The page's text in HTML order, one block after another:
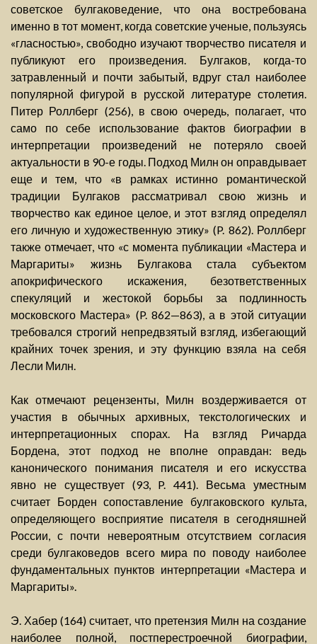
советское булгаковедение, что она востребована
именно в тот момент, когда советские ученые, пользуясь
«гласностью», свободно изучают творчество писателя и
публикуют его произведения. Булгаков, когда-то
затравленный и почти забытый, вдруг стал наиболее
популярной фигурой в русской литературе столетия.
Питер Роллберг (256), в свою очередь, полагает, что
само по себе использование фактов биографии в
интерпретации произведений не потеряло своей
актуальности в 90-е годы. Подход Милн он оправдывает
еще и тем, что «в рамках истинно романтической
традиции Булгаков рассматривал свою жизнь и
творчество как единое целое, и этот взгляд определял
его личную и художественную этику» (P. 862). Роллберг
также отмечает, что «с момента публикации «Мастера и
Маргариты» жизнь Булгакова стала субъектом
апокрифического искажения, безответственных
спекуляций и жестокой борьбы за подлинность
московского Мастера» (P. 862—863), а в этой ситуации
требовался строгий непредвзятый взгляд, избегающий
крайних точек зрения, и эту функцию взяла на себя
Лесли Милн.
Как отмечают рецензенты, Милн воздерживается от
участия в обычных архивных, текстологических и
интерпретационных спорах. На взгляд Ричарда
Бордена, этот подход не вполне оправдан: ведь
канонического понимания писателя и его искусства
явно не существует (93, P. 441). Весьма уместным
считает Борден сопоставление булгаковского культа,
определяющего восприятие писателя в сегодняшней
России, с почти невероятным отсутствием согласия
среди булгаковедов всего мира по поводу наиболее
фундаментальных пунктов интерпретации «Мастера и
Маргариты».
Э. Хабер (164) считает, что претензия Милн на создание
наиболее полной, постперестроечной биографии,